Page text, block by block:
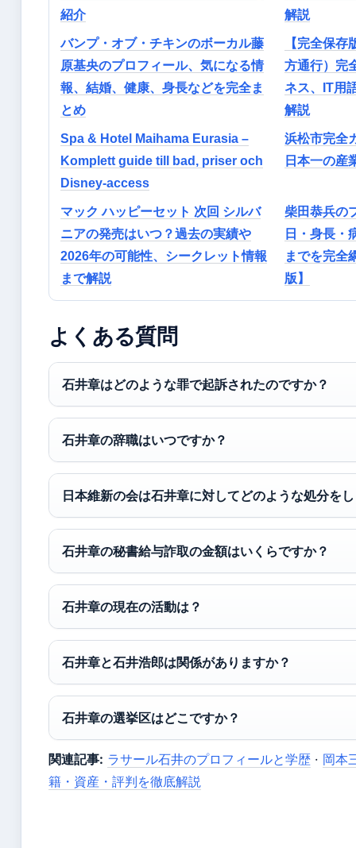
紹介
解説
バンプ・オブ・チキンのボーカル藤
原基央のプロフィール、気になる情
報、結婚、健康、身長などを完全ま
とめ
【完全保
方通行）完
ネス、IT用
解説
Spa & Hotel Maihama Eurasia –
Komplett guide till bad, priser och
Disney-access
浜松市完全
日本一の産
マック ハッピーセット 次回 シルバ
ニアの発売はいつ？過去の実績や
2026年の可能性、シークレット情報
まで解説
柴田恭兵の
日・身長・
までを完全
版】
よくある質問
石井章はどのような罪で起訴されたのですか？
石井章の辞職はいつですか？
日本維新の会は石井章に対してどのような処分を
石井章の秘書給与詐取の金額はいくらですか？
石井章の現在の活動は？
石井章と石井浩郎は関係がありますか？
石井章の選挙区はどこですか？
関連記事: ラサール石井のプロフィールと学歴 · 岡本
籍・資産・評判を徹底解説